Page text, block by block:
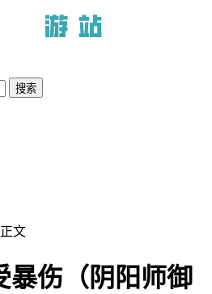
文
暴伤（阴阳师御